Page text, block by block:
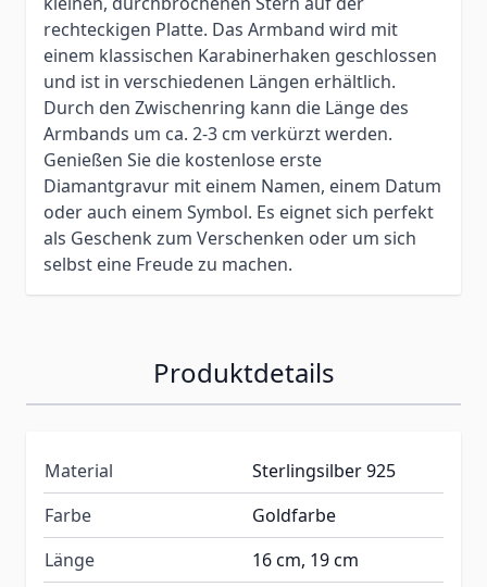
rechteckigen Platte. Das Armband wird mit
einem klassischen Karabinerhaken geschlossen
und ist in verschiedenen Längen erhältlich.
Durch den Zwischenring kann die Länge des
Armbands um ca. 2-3 cm verkürzt werden.
Genießen Sie die kostenlose erste
Diamantgravur mit einem Namen, einem Datum
oder auch einem Symbol. Es eignet sich perfekt
als Geschenk zum Verschenken oder um sich
selbst eine Freude zu machen.
Produktdetails
Material
Sterlingsilber 925
Farbe
Goldfarbe
Länge
16 cm, 19 cm